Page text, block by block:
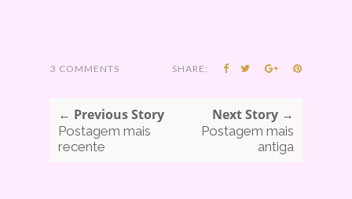
3 COMMENTS SHARE:
← Previous Story
Postagem mais
recente
Next Story →
Postagem mais
antiga